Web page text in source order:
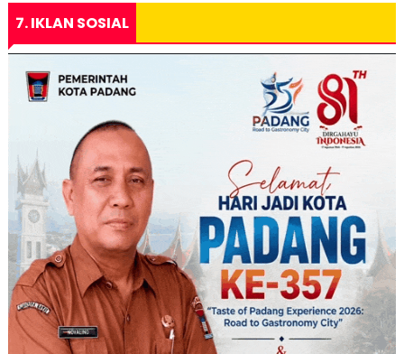
7. IKLAN SOSIAL